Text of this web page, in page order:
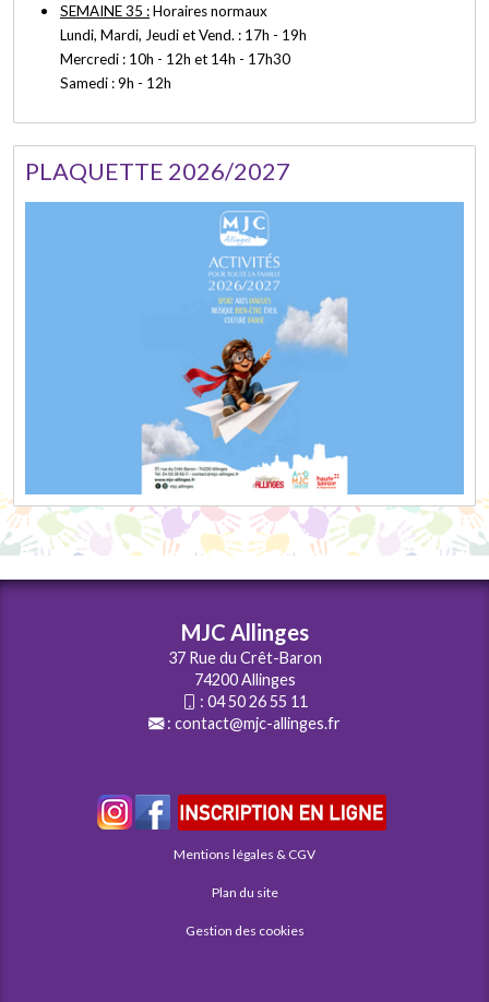
SEMAINE 35 :Horaires normaux
Lundi, Mardi, Jeudi et Vend. : 17h - 19h
Mercredi : 10h - 12h et 14h - 17h30
Samedi : 9h - 12h
PLAQUETTE 2026/2027
MJC Allinges
37 Rue du Crêt-Baron
74200 Allinges
: 04 50 26 55 11
: contact@mjc-allinges.fr
Mentions légales & CGV
Plan du site
Gestion des cookies